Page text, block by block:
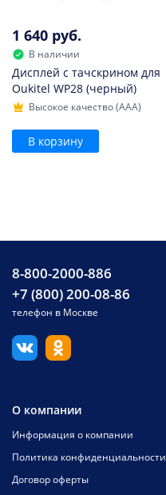
1 640 руб.
В наличии
Дисплей с тачскрином для
Oukitel WP28 (черный)
Высокое качество (AAA)
В корзину
8-800-2000-886
+7 (800) 200-08-86
телефон в Москве
О компании
Информация о компании
Политика конфиденциальности
Договор оферты